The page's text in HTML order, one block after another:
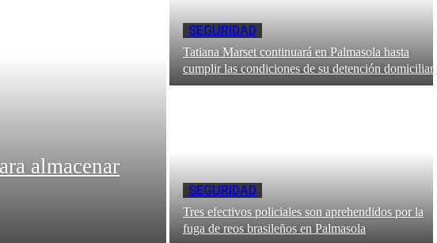
almacenar
SEGURIDAD
Tatiana Marset continuará en Palmasola hasta
cumplir las condiciones de su detención domiciliaria
SEGURIDAD
Tres efectivos policiales son aprehendidos por la
fuga de reos brasileños en Palmasola